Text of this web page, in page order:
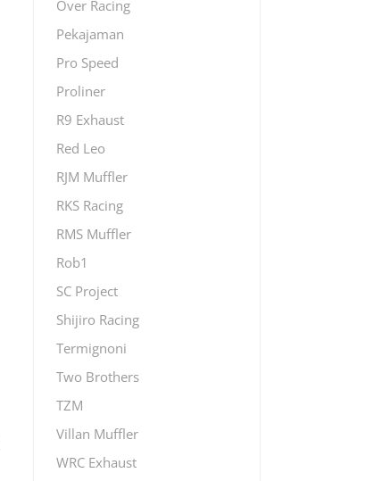
Over Racing
Pekajaman
Pro Speed
Proliner
R9 Exhaust
Red Leo
RJM Muffler
RKS Racing
RMS Muffler
Rob1
SC Project
Shijiro Racing
Termignoni
Two Brothers
TZM
Villan Muffler
WRC Exhaust